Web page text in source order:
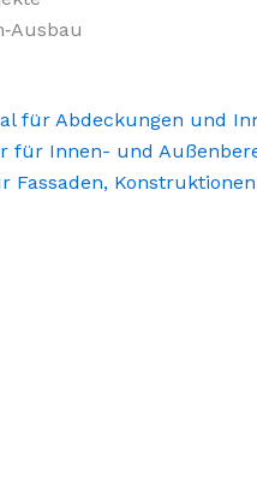
für Abdeckungen und
für Innen- und
Fassaden,